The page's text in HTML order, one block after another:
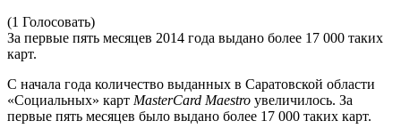
(1 Голосовать)
За первые пять месяцев 2014 года выдано более 17 000 таких
карт.
С начала года количество выданных в Саратовской области
«Социальных» карт MasterCard Maestro увеличилось. За
первые пять месяцев было выдано более 17 000 таких карт.